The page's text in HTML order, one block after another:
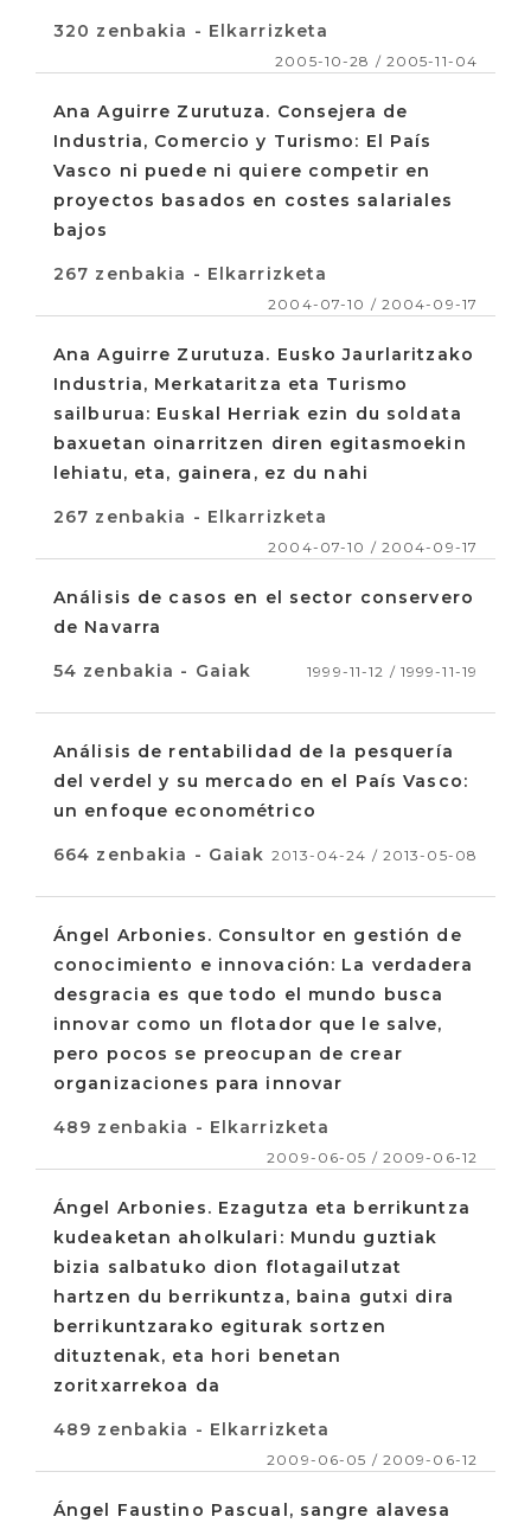
320 zenbakia - Elkarrizketa
2005-10-28 / 2005-11-04
Ana Aguirre Zurutuza. Consejera de
Industria, Comercio y Turismo: El País
Vasco ni puede ni quiere competir en
proyectos basados en costes salariales
bajos
267 zenbakia - Elkarrizketa
2004-07-10 / 2004-09-17
Ana Aguirre Zurutuza. Eusko Jaurlaritzako
Industria, Merkataritza eta Turismo
sailburua: Euskal Herriak ezin du soldata
baxuetan oinarritzen diren egitasmoekin
lehiatu, eta, gainera, ez du nahi
267 zenbakia - Elkarrizketa
2004-07-10 / 2004-09-17
Análisis de casos en el sector conservero
de Navarra
54 zenbakia - Gaiak 1999-11-12 / 1999-11-19
Análisis de rentabilidad de la pesquería
del verdel y su mercado en el País Vasco:
un enfoque econométrico
664 zenbakia - Gaiak 2013-04-24 / 2013-05-08
Ángel Arbonies. Consultor en gestión de
conocimiento e innovación: La verdadera
desgracia es que todo el mundo busca
innovar como un flotador que le salve,
pero pocos se preocupan de crear
organizaciones para innovar
489 zenbakia - Elkarrizketa
2009-06-05 / 2009-06-12
Ángel Arbonies. Ezagutza eta berrikuntza
kudeaketan aholkulari: Mundu guztiak
bizia salbatuko dion flotagailutzat
hartzen du berrikuntza, baina gutxi dira
berrikuntzarako egiturak sortzen
dituztenak, eta hori benetan
zoritxarrekoa da
489 zenbakia - Elkarrizketa
2009-06-05 / 2009-06-12
Ángel Faustino Pascual, sangre alavesa